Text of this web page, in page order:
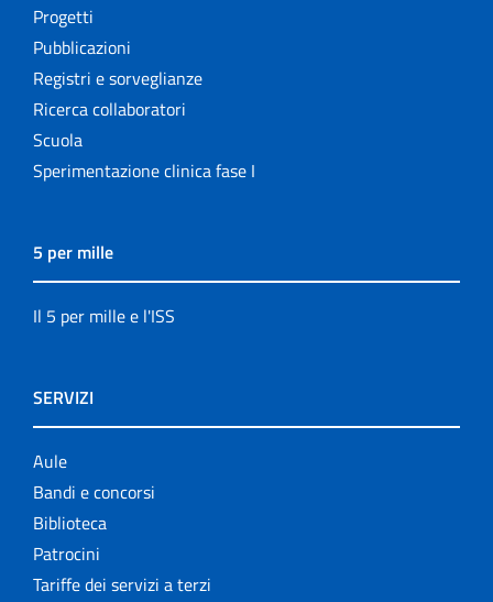
Progetti
Pubblicazioni
Registri e sorveglianze
Ricerca collaboratori
Scuola
Sperimentazione clinica fase I
5 per mille
Il 5 per mille e l'ISS
SERVIZI
Aule
Bandi e concorsi
Biblioteca
Patrocini
Tariffe dei servizi a terzi